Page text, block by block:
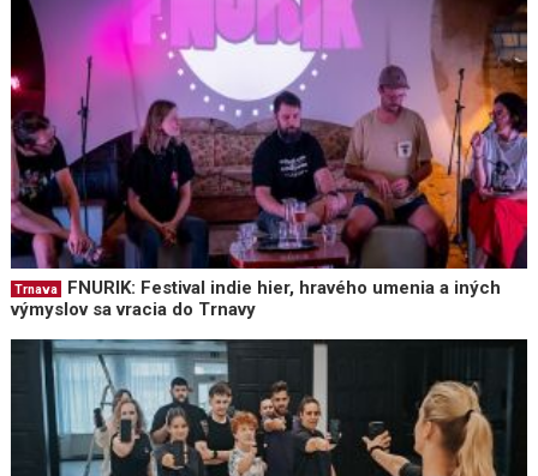
Trnava
FNURIK: Festival indie hier, hravého umenia a iných
výmyslov sa vracia do Trnavy